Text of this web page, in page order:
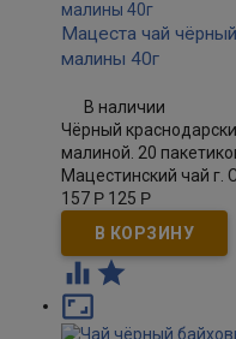
Мацеста чай
малины 40г
В наличии
Чёрный
малиной. 20
Мацестинский чай г.
157 Р 125 Р
 
